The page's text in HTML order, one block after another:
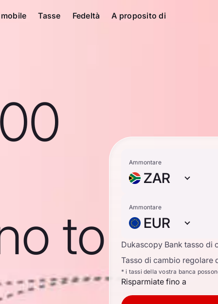
Tasse Fedeltà A proposito di
to
Ammontare
ZAR
Ammontare
EUR
Dukascopy Bank tasso di
Tasso di cambio regolare
* i tassi della vostra banca
Risparmiate fino a